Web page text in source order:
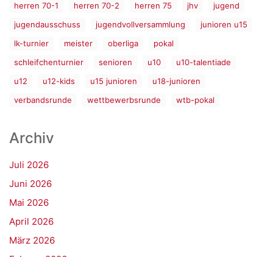
herren 70-1
herren 70-2 herren 75 jhv
jugend
jugendausschuss
jugendvollversammlung
junioren u15
lk-turnier
meister oberliga
pokal
schleifchenturnier
senioren u10
u10-talentiade
u12
u12-kids u15 junioren
u18-junioren
verbandsrunde
wettbewerbsrunde wtb-pokal
Archiv
Juli 2026
Juni 2026
Mai 2026
April 2026
März 2026